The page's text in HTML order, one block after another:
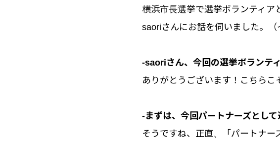
横浜市長選挙で選挙ボランティア
saoriさんにお話を伺いました。（
-saoriさん、今回の選挙ボランテ
ありがとうございます！こちらこ
-まずは、今回パートナーズとし
そうですね、正直、「パートナ